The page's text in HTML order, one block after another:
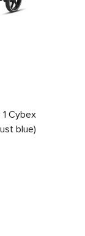
1 Cybex
blue)